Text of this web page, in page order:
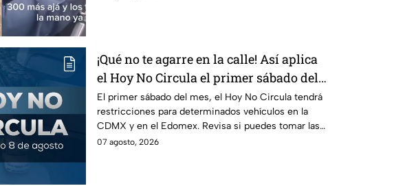
¡Qué no te agarre en la calle! Así aplica
el Hoy No Circula el primer sábado del
mes
El primer sábado del mes, el Hoy No Circula tendrá
restricciones para determinados vehículos en la
CDMX y en el Edomex. Revisa si puedes tomar las
llaves y arrancar.
07 agosto, 2026